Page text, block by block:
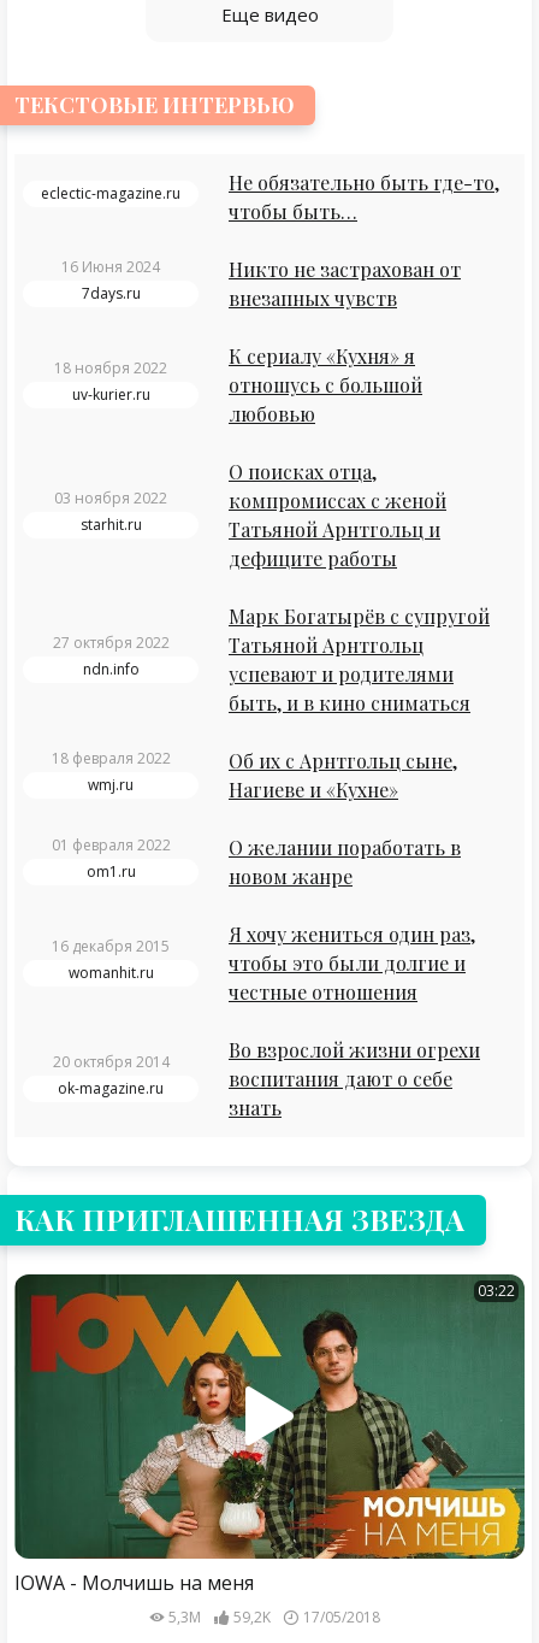
Еще видео
ТЕКСТОВЫЕ ИНТЕРВЬЮ
eclectic-magazine.ru
Не обязательно быть где-то,
чтобы быть…
16 Июня 2024
7days.ru
Никто не застрахован от
внезапных чувств
18 ноября 2022
uv-kurier.ru
К сериалу «Кухня» я
отношусь с большой
любовью
03 ноября 2022
starhit.ru
О поисках отца,
компромиссах с женой
Татьяной Арнтгольц и
дефиците работы
27 октября 2022
ndn.info
Марк Богатырёв с супругой
Татьяной Арнтгольц
успевают и родителями
быть, и в кино сниматься
18 февраля 2022
wmj.ru
Об их с Арнтгольц сыне,
Нагиеве и «Кухне»
01 февраля 2022
om1.ru
О желании поработать в
новом жанре
16 декабря 2015
womanhit.ru
Я хочу жениться один раз,
чтобы это были долгие и
честные отношения
20 октября 2014
ok-magazine.ru
Во взрослой жизни огрехи
воспитания дают о себе
знать
КАК ПРИГЛАШЕННАЯ ЗВЕЗДА
03:22
IOWA - Молчишь на меня
5,3M 59,2K 17/05/2018